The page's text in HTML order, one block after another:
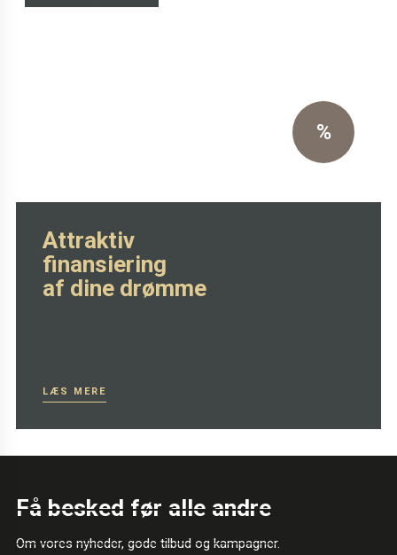
%
Attraktiv
finansiering
af dine drømme
LÆS MERE
Få besked før alle andre
Om vores nyheder, gode tilbud og kampagner.